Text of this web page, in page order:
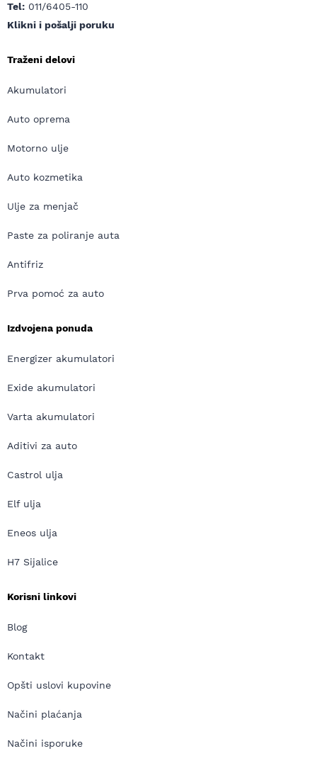
Tel: 011/6405-110
Klikni i pošalji poruku
Traženi delovi
Akumulatori
Auto oprema
Motorno ulje
Auto kozmetika
Ulje za menjač
Paste za poliranje auta
Antifriz
Prva pomoć za auto
Izdvojena ponuda
Energizer akumulatori
Exide akumulatori
Varta akumulatori
Aditivi za auto
Castrol ulja
Elf ulja
Eneos ulja
H7 Sijalice
Korisni linkovi
Blog
Kontakt
Opšti uslovi kupovine
Načini plaćanja
Načini isporuke